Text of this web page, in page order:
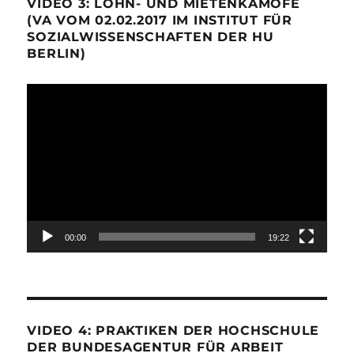
VIDEO 3: LOHN- UND MIETENKÄMOFE
(VA VOM 02.02.2017 IM INSTITUT FÜR
SOZIALWISSENSCHAFTEN DER HU
BERLIN)
00:00 19:22
VIDEO 4: PRAKTIKEN DER HOCHSCHULE
DER BUNDESAGENTUR FÜR ARBEIT